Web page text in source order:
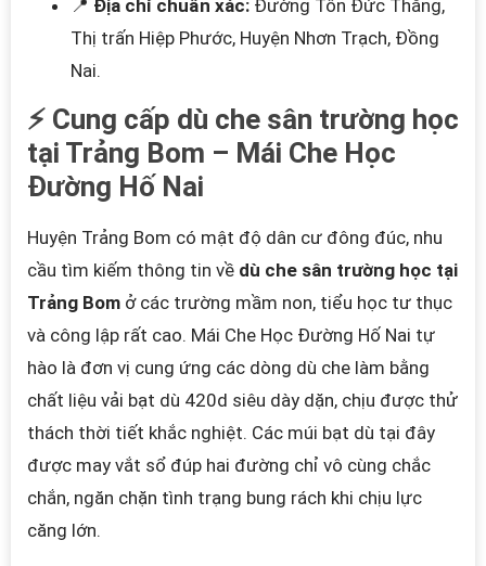
📍 Địa chỉ chuẩn xác: Đường Tôn Đức Thắng,
Thị trấn Hiệp Phước, Huyện Nhơn Trạch, Đồng
Nai.
⚡ Cung cấp dù che sân trường học
tại Trảng Bom – Mái Che Học
Đường Hố Nai
Huyện Trảng Bom có mật độ dân cư đông đúc, nhu
cầu tìm kiếm thông tin về dù che sân trường học tại
Trảng Bom ở các trường mầm non, tiểu học tư thục
và công lập rất cao. Mái Che Học Đường Hố Nai tự
hào là đơn vị cung ứng các dòng dù che làm bằng
chất liệu vải bạt dù 420d siêu dày dặn, chịu được thử
thách thời tiết khắc nghiệt. Các múi bạt dù tại đây
được may vắt sổ đúp hai đường chỉ vô cùng chắc
chắn, ngăn chặn tình trạng bung rách khi chịu lực
căng lớn.